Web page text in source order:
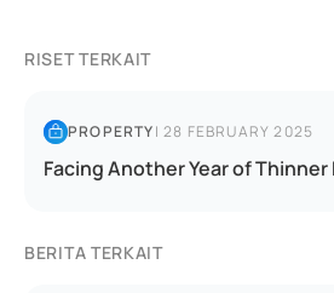
RISET TERKAIT
PROPERTY|28 FEBRUARY 2025
Facing Another Year of Thinner
BERITA TERKAIT